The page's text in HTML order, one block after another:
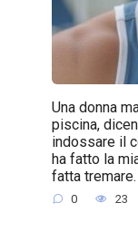
Una donna
piscina,
indossare il
ha fatto la
fatta tremare.
0 23